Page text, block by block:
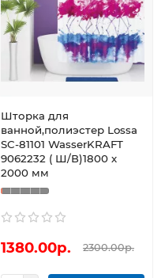
Шторка для
ванной,полиэстер Lossa
SC-81101 WasserKRAFT
9062232 ( Ш/В)1800 х
2000 мм
1380.00р. 2300.00р.